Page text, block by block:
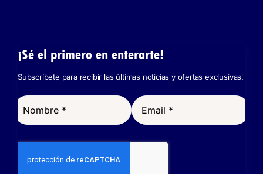
¡Sé el primero en enterarte!
Subscríbete para recibir las últimas noticias y ofertas exclusivas.